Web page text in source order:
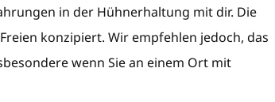
in der Hühnerhaltung mit dir. Die
konzipiert. Wir empfehlen jedoch, das
wenn Sie an einem Ort mit